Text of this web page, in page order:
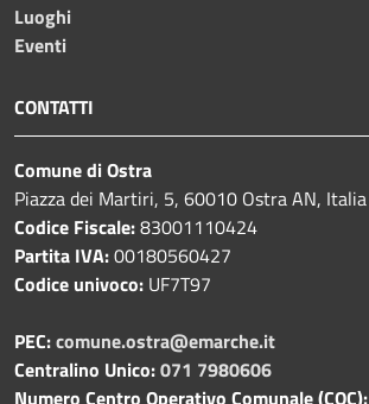
Luoghi
Eventi
CONTATTI
Comune di Ostra
Piazza dei Martiri, 5, 60010 Ostra AN, Italia
Codice Fiscale:83001110424
Partita IVA:00180560427
Codice univoco: UF7T97
PEC:comune.ostra@emarche.it
Centralino Unico:071 7980606
Numero Centro Operativo Comunale (COC):